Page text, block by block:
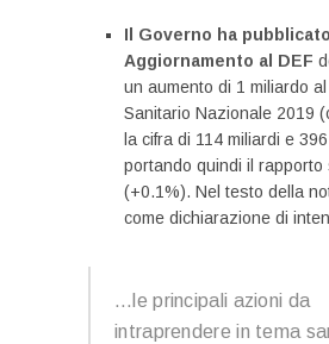
Il Governo ha
Aggiornamento al DEF
un aumento di 1 miliardo
Sanitario Nazionale 2019
la cifra di 114 miliardi e
portando quindi il rapporto
(+0.1%). Nel testo della
come dichiarazione di
…le principali azioni da
intraprendere in tema